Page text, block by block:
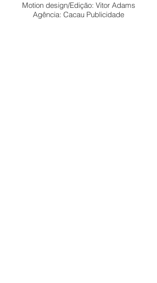
Motion design/Edição: Vitor Adams
Agência: Cacau Publicidade